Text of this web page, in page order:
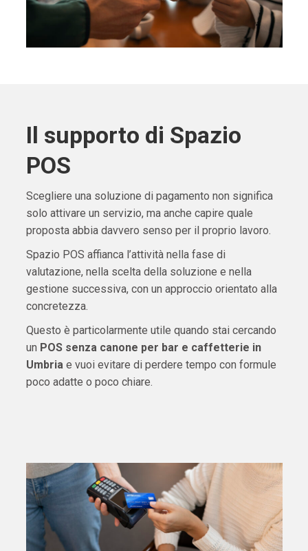
Il supporto di Spazio
POS
Scegliere una soluzione di pagamento non significa
solo attivare un servizio, ma anche capire quale
proposta abbia davvero senso per il proprio lavoro.
Spazio POS affianca l’attività nella fase di
valutazione, nella scelta della soluzione e nella
gestione successiva, con un approccio orientato alla
concretezza.
Questo è particolarmente utile quando stai cercando
un POS senza canone per bar e caffetterie in
Umbriae vuoi evitare di perdere tempo con formule
poco adatte o poco chiare.